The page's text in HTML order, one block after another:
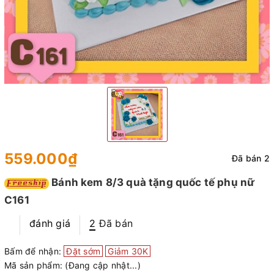
559.000₫ Đã bán 2
Bánh kem 8/3 quà tặng quốc tế phụ nữ
C161
đánh giá
2 Đã bán
Bấm để nhận: Đặt sớm
Giảm 30K
Mã sản phẩm: (Đang cập nhật...)